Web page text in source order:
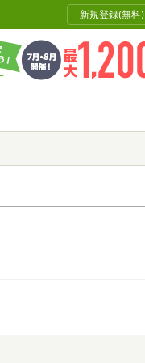
新規登録(無料)